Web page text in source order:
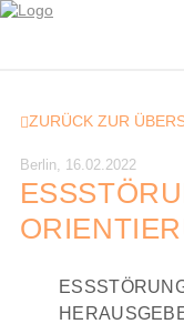
ZURÜCK ZUR
Berlin, 16.02.2022